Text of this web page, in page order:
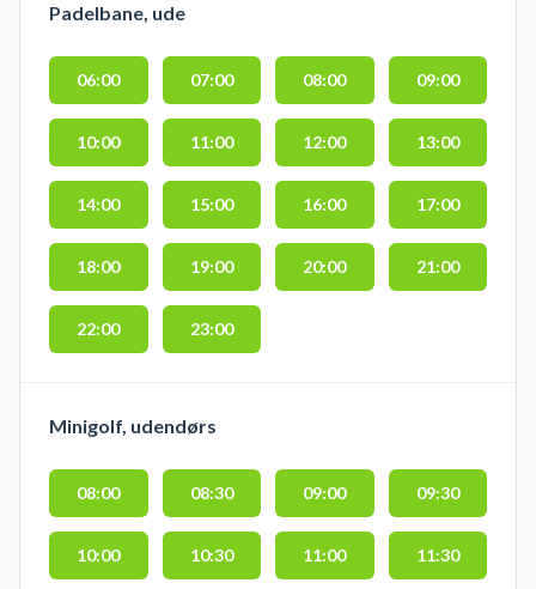
Padelbane, ude
06:00 07:00 08:00 09:00
10:00 11:00 12:00 13:00
14:00 15:00 16:00 17:00
18:00 19:00 20:00 21:00
22:00 23:00
Minigolf, udendørs
08:00 08:30 09:00 09:30
10:00 10:30 11:00 11:30